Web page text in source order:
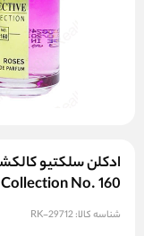
Collection No. 160
شناسه کالا:RK-29712